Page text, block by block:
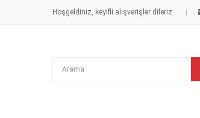
Hoşgeldiniz, keyifli alışverişler dileriz.